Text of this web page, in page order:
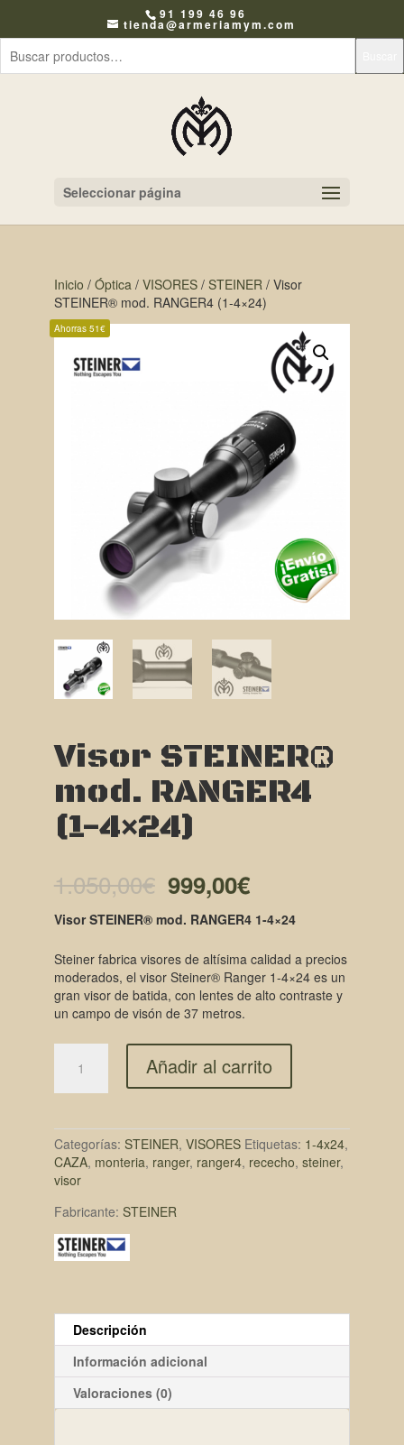
91 199 46 96
tienda@armeriamym.com
Seleccionar página
Inicio / Óptica/ VISORES/ STEINER/ Visor
STEINER® mod. RANGER4 (1-4×24)
Ahorras 51€
Visor STEINER®
mod. RANGER4
(1-4×24)
1.050,00€ El
precio
original
era:
1.050,00€.
999,00€El
precio
actual
es:
Visor STEINER® mod. RANGER4 1-4×24
Steiner fabrica visores de altísima calidad a precios
moderados, el visor Steiner® Ranger 1-4×24 es un
gran visor de batida, con lentes de alto contraste y
un campo de visón de 37 metros.
Añadir al carrito
Categorías: STEINER, VISORES Etiquetas: 1-4x24,
CAZA, monteria, ranger, ranger4, rececho, steiner,
visor
Fabricante: STEINER
Descripción
Información adicional
Valoraciones (0)